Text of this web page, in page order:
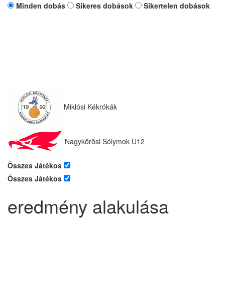
Minden dobás
Sikeres dobások Sikertelen dobások
Miklósi Kékrókák
Nagykőrösi Sólymok U12
Összes Játékos
Összes Játékos
eredmény alakulása